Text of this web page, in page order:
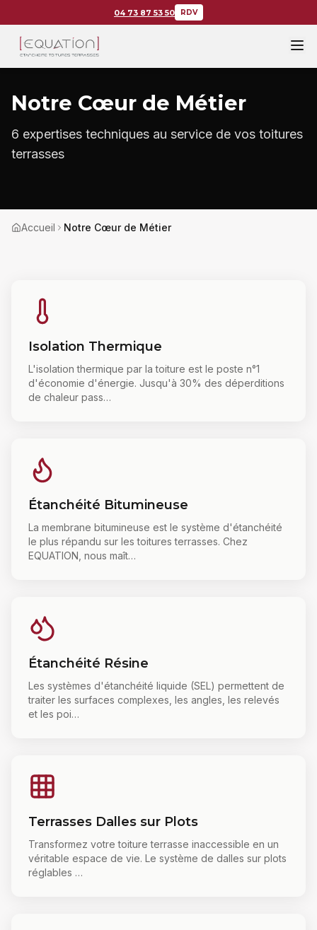
04 73 87 53 50 RDV
Notre Cœur de Métier
6 expertises techniques au service de vos toitures
terrasses
Accueil Notre Cœur de Métier
Isolation Thermique
L'isolation thermique par la toiture est le poste n°1
d'économie d'énergie. Jusqu'à 30% des déperditions
de chaleur pass…
Étanchéité Bitumineuse
La membrane bitumineuse est le système d'étanchéité
le plus répandu sur les toitures terrasses. Chez
EQUATION, nous maît…
Étanchéité Résine
Les systèmes d'étanchéité liquide (SEL) permettent de
traiter les surfaces complexes, les angles, les relevés
et les poi…
Terrasses Dalles sur Plots
Transformez votre toiture terrasse inaccessible en un
véritable espace de vie. Le système de dalles sur plots
réglables …